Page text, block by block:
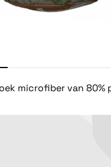
microfiber van